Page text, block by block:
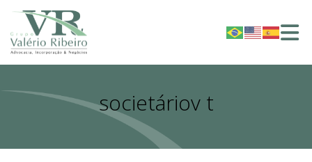
societáriov t